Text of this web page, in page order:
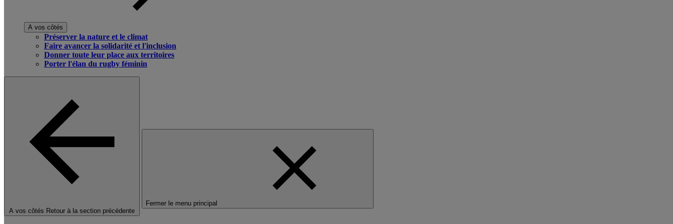
A vos côtés
Préserver la nature et le climat
Faire avancer la solidarité et l'inclusion
Donner toute leur place aux territoires
Porter l'élan du rugby féminin
A vos côtés Retour à la section précédente
Fermer le menu principal